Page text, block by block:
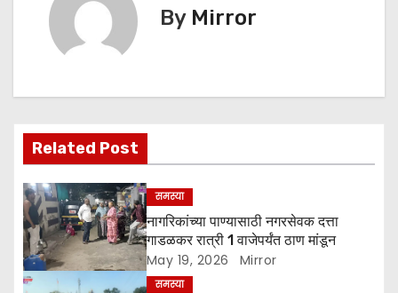
er
v
i
g
a
t
By Mirror
Related Post
समस्या
नागरिकांच्या पाण्यासाठी नगरसेवक दत्ता
गाडळकर रात्री 1 वाजेपर्यंत ठाण मांडून
May 19, 2026 Mirror
समस्या